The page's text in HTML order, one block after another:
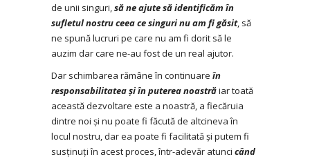
de unii singuri,să ne ajute să identificăm în
sufletul nostru ceea ce singuri nu am fi găsit, să
ne spună lucruri pe care nu am fi dorit să le
auzim dar care ne-au fost de un real ajutor.
Dar schimbarea rămâne în continuare în
responsabilitatea și în puterea noastrăiar toată
această dezvoltare este a noastră, a fiecăruia
dintre noi și nu poate fi făcută de altcineva în
locul nostru, dar ea poate fi facilitată și putem fi
susținuți în acest proces, într-adevăr atunci când